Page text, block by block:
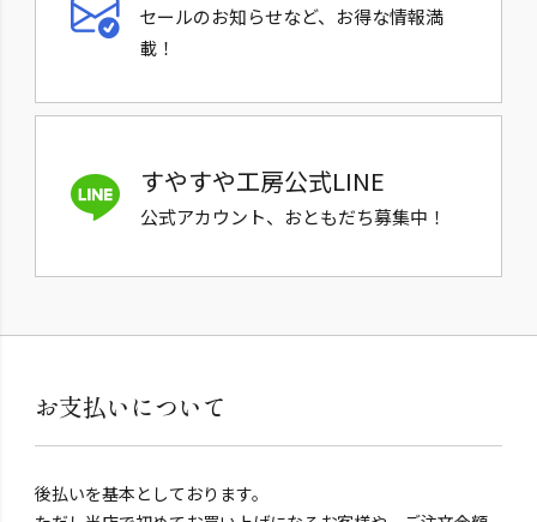
セールのお知らせなど、お得な情報満
載！
すやすや工房公式LINE
公式アカウント、おともだち募集中！
お支払いについて
後払いを基本としております。